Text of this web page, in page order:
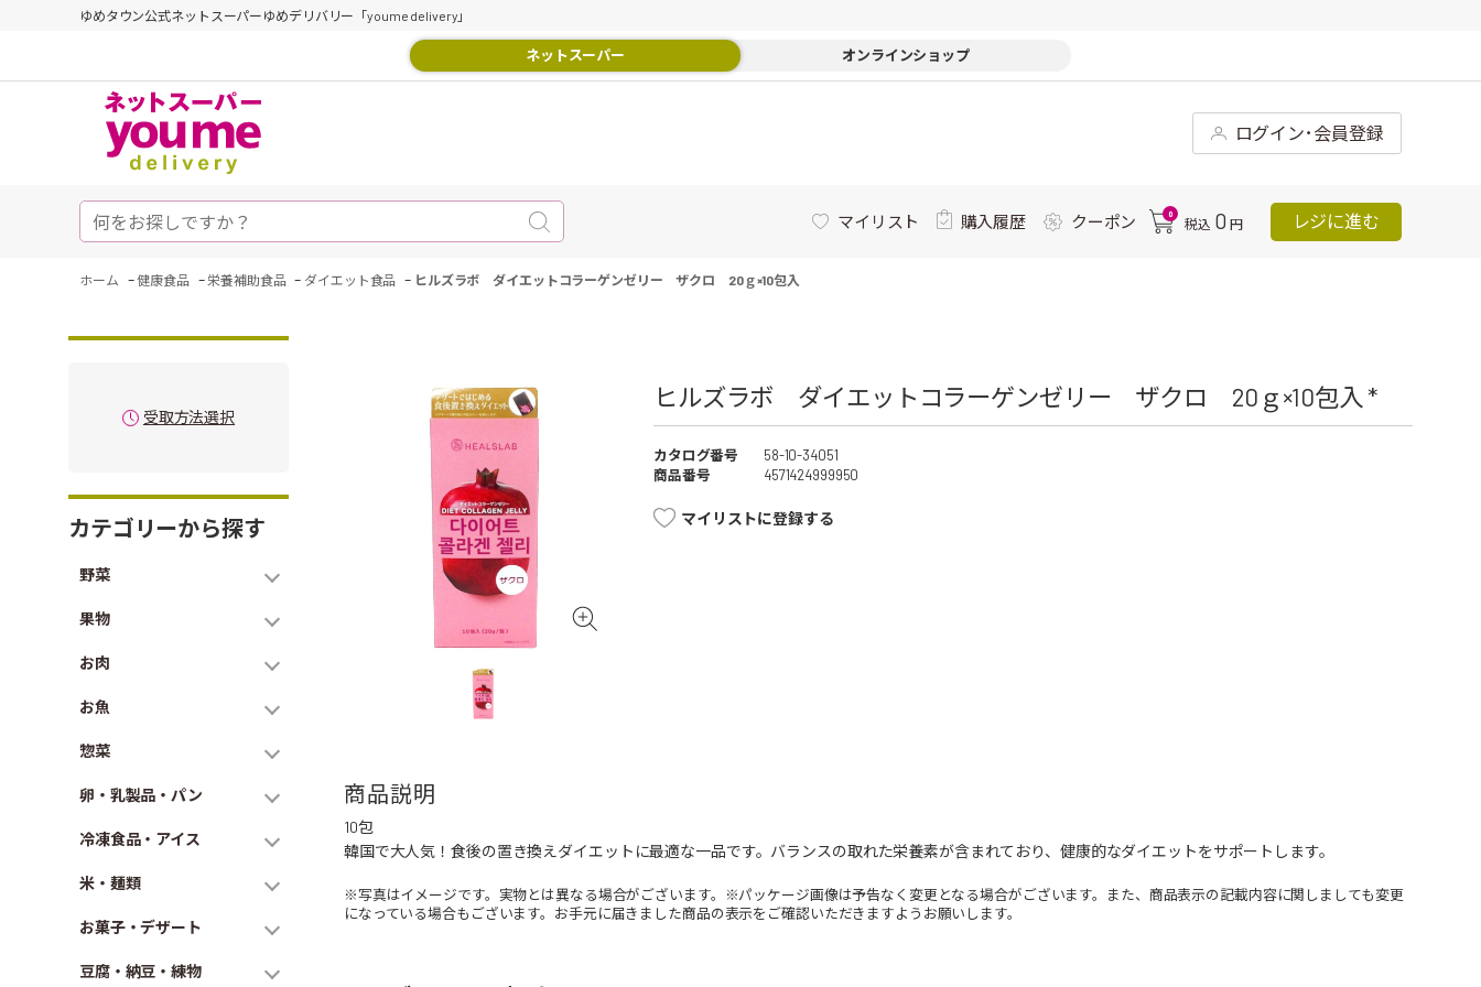
ゆめタウン公式ネットスーパーゆめデリバリー「youme delivery」
ネットスーパー オンラインショップ
ログイン･会員登録
マイリスト 購入履歴 クーポン 0
税込 0 円 レジに進む
ホーム -健康食品 - 栄養補助食品 - ダイエット食品 - ヒルズラボ ダイエットコラーゲンゼリー ザクロ 20ｇ×10包入
受取方法選択
カテゴリーから探す
野菜
果物
お肉
お魚
惣菜
卵・乳製品・パン
冷凍食品・アイス
米・麺類
お菓子・デザート
豆腐・納豆・練物
ヒルズラボ ダイエットコラーゲンゼリー ザクロ 20ｇ×10包入 *
カタログ番号
58-10-34051
商品番号
4571424999950
マイリストに登録する
商品説明
10包
韓国で大人気！食後の置き換えダイエットに最適な一品です。バランスの取れた栄養素が含まれており、健康的なダイエットをサポートします。
※写真はイメージです。実物とは異なる場合がございます。※パッケージ画像は予告なく変更となる場合がございます。また、商品表示の記載内容に関しましても変更
になっている場合もございます。お手元に届きました商品の表示をご確認いただきますようお願いします。